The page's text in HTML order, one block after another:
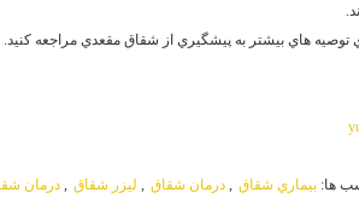
توصيه هاي بيشتر به پيشگيري از شقاق مقعدي مراجعه كنيد.
ها:بيماري شقاق ,درمان شقاق ليزر شقاق ,درمان